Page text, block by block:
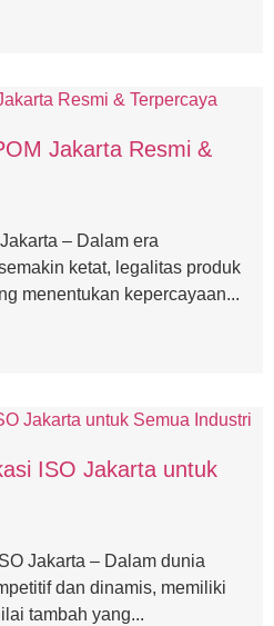
Jakarta Resmi &
– Dalam era
ketat, legalitas produk
menentukan kepercayaan...
ISO Jakarta untuk
Jakarta – Dalam dunia
dan dinamis, memiliki
tambah yang...